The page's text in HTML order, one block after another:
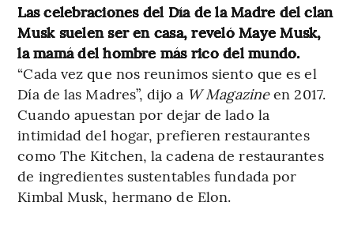
Las celebraciones del Día de la Madre del clan
Musk suelen ser en casa, reveló Maye Musk,
la mamá del hombre más rico del mundo.
“Cada vez que nos reunimos siento que es el
Día de las Madres”, dijo a W Magazineen 2017.
Cuando apuestan por dejar de lado la
intimidad del hogar, prefieren restaurantes
como The Kitchen, la cadena de restaurantes
de ingredientes sustentables fundada por
Kimbal Musk, hermano de Elon.